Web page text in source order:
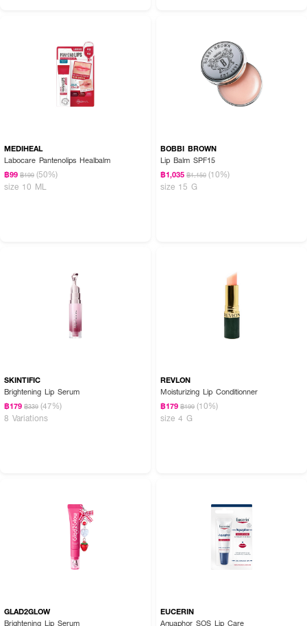
MEDIHEAL
Labocare Pantenolips Healbalm
฿99 ฿199 (50%)
size 10 ML
BOBBI BROWN
Lip Balm SPF15
฿1,035 ฿1,150 (10%)
size 15 G
SKINTIFIC
Brightening Lip Serum
฿179 ฿339 (47%)
8 Variations
REVLON
Moisturizing Lip Conditionner
฿179 ฿199 (10%)
size 4 G
GLAD2GLOW
Brightening Lip Serum
EUCERIN
Aquaphor SOS Lip Care